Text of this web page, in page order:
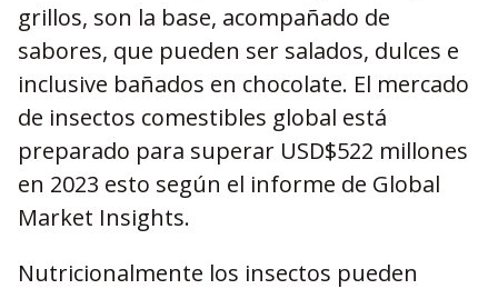
grillos, son la base, acompañado de
sabores, que pueden ser salados, dulces e
inclusive bañados en chocolate. El mercado
de insectos comestibles global está
preparado para superar USD$522 millones
en 2023 esto según el informe de Global
Market Insights.
Nutricionalmente los insectos pueden